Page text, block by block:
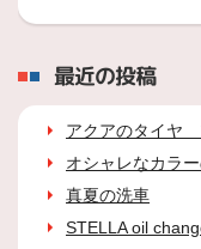
最近の投稿
アクアのタイヤ
オシャレなカラ
真夏の洗車
STELLA oil